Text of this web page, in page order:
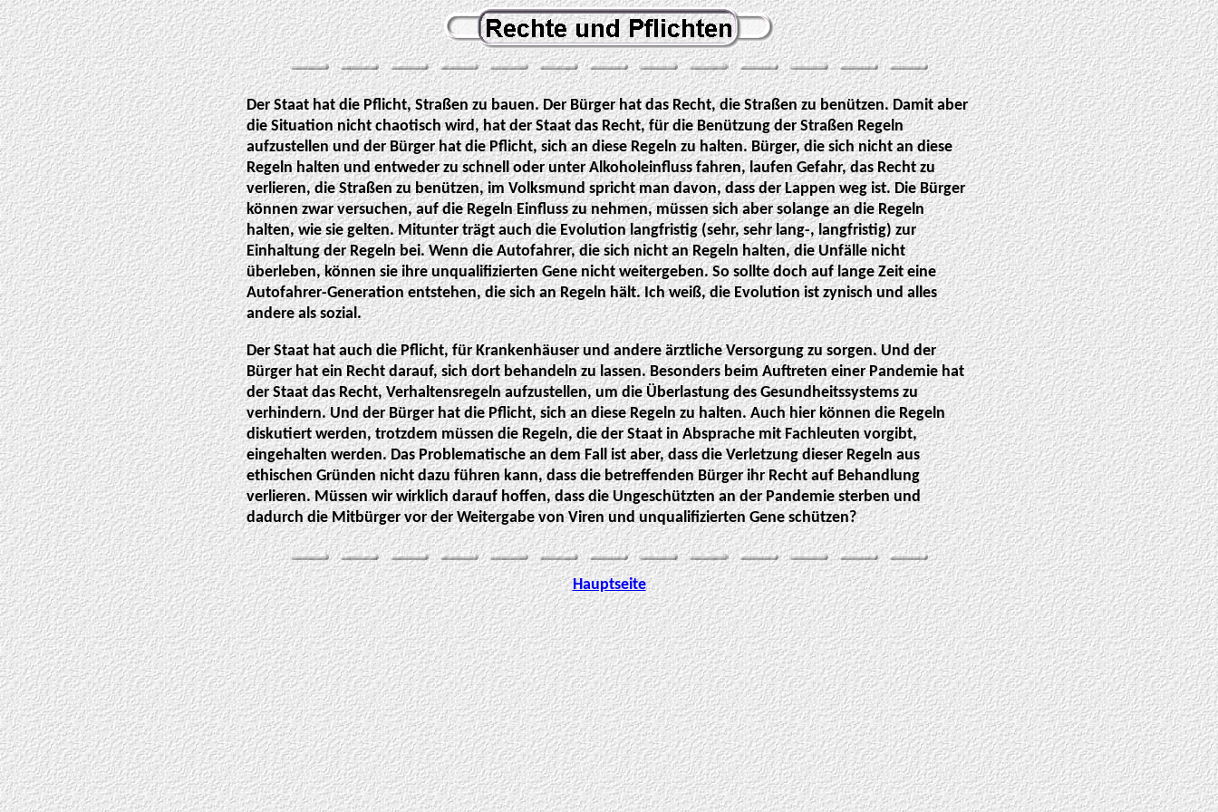
Der Staat hat die Pflicht, Straßen zu bauen. Der Bürger hat das Recht, die Straßen zu benützen. Damit aber
die Situation nicht chaotisch wird, hat der Staat das Recht, für die Benützung der Straßen Regeln
aufzustellen und der Bürger hat die Pflicht, sich an diese Regeln zu halten. Bürger, die sich nicht an diese
Regeln halten und entweder zu schnell oder unter Alkoholeinfluss fahren, laufen Gefahr, das Recht zu
verlieren, die Straßen zu benützen, im Volksmund spricht man davon, dass der Lappen weg ist. Die Bürger
können zwar versuchen, auf die Regeln Einfluss zu nehmen, müssen sich aber solange an die Regeln
halten, wie sie gelten. Mitunter trägt auch die Evolution langfristig (sehr, sehr lang-, langfristig) zur
Einhaltung der Regeln bei. Wenn die Autofahrer, die sich nicht an Regeln halten, die Unfälle nicht
überleben, können sie ihre unqualifizierten Gene nicht weitergeben. So sollte doch auf lange Zeit eine
Autofahrer-Generation entstehen, die sich an Regeln hält. Ich weiß, die Evolution ist zynisch und alles
andere als sozial.
Der Staat hat auch die Pflicht, für Krankenhäuser und andere ärztliche Versorgung zu sorgen. Und der
Bürger hat ein Recht darauf, sich dort behandeln zu lassen. Besonders beim Auftreten einer Pandemie hat
der Staat das Recht, Verhaltensregeln aufzustellen, um die Überlastung des Gesundheitssystems zu
verhindern. Und der Bürger hat die Pflicht, sich an diese Regeln zu halten. Auch hier können die Regeln
diskutiert werden, trotzdem müssen die Regeln, die der Staat in Absprache mit Fachleuten vorgibt,
eingehalten werden. Das Problematische an dem Fall ist aber, dass die Verletzung dieser Regeln aus
ethischen Gründen nicht dazu führen kann, dass die betreffenden Bürger ihr Recht auf Behandlung
verlieren. Müssen wir wirklich darauf hoffen, dass die Ungeschützten an der Pandemie sterben und
dadurch die Mitbürger vor der Weitergabe von Viren und unqualifizierten Gene schützen?
Hauptseite